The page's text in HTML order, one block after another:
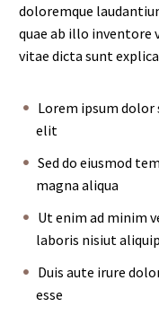
doloremque
quae ab illo inventore
vitae dicta sunt
Lorem ipsum
elit
Sed do eiusmod
magna aliqua
Ut enim ad minim
laboris nisiut aliquip
Duis aute irure
esse